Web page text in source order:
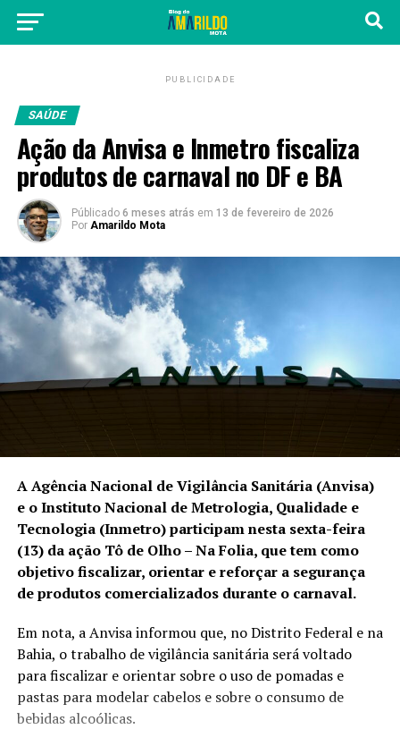
PUBLICIDADE
SAÚDE
Ação da Anvisa e Inmetro fiscaliza
produtos de carnaval no DF e BA
Públicado 6 meses atrás em 13 de fevereiro de 2026
Por Amarildo Mota
A Agência Nacional de Vigilância Sanitária (Anvisa)
e o Instituto Nacional de Metrologia, Qualidade e
Tecnologia (Inmetro) participam nesta sexta-feira
(13) da ação Tô de Olho – Na Folia, que tem como
objetivo fiscalizar, orientar e reforçar a segurança
de produtos comercializados durante o carnaval.
Em nota, a Anvisa informou que, no Distrito Federal e na
Bahia, o trabalho de vigilância sanitária será voltado
para fiscalizar e orientar sobre o uso de pomadas e
pastas para modelar cabelos e sobre o consumo de
bebidas alcoólicas.